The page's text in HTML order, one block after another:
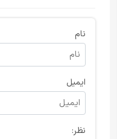
نام
ایمیل
نظر: